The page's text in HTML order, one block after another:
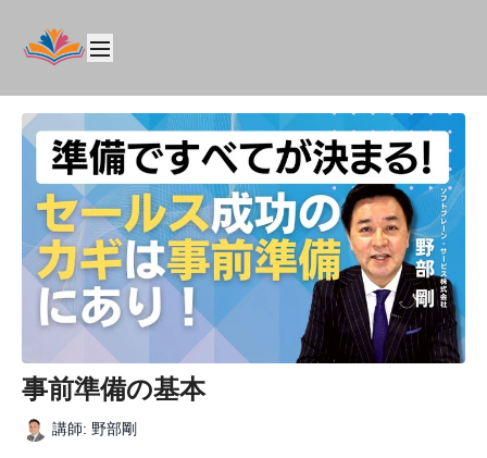
事前準備の基本
講師: 野部剛